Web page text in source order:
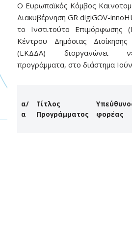
Ο Ευρωπαϊκός Κόμβος
Διακυβέρνηση GR digiGOV-
το Ινστιτούτο Επιμόρφωσης
Κέντρου Δημόσιας Διοίκησης
(ΕΚΔΔΑ) διοργανώνει
προγράμματα, στο διάστημα
α/
α
Τίτλος
Προγράμματος
φορέας